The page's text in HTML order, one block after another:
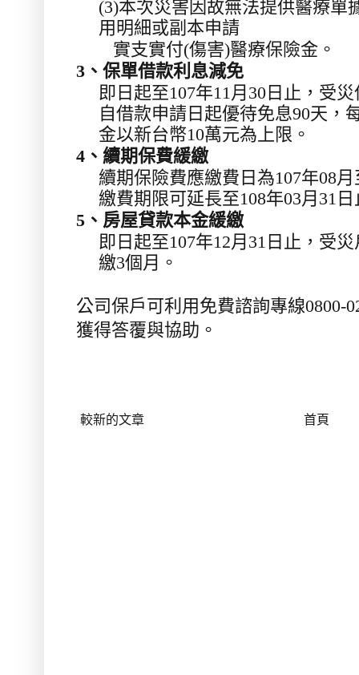
(3)本次災害因故無法提供醫療單
用明細或副本申請
實支實付(傷害)醫療保險金。
3 、保單借款利息減免
即日起至107年11 月 30 日止，受
自借款申請日起優待免息90天，
金以新台幣10萬元為上限。
4 、續期保費緩繳
續期保險費應繳費日為107年08
繳費期限可延長至108年03月 31
5 、房屋貸款本金緩繳
即日起至107年12月 31 日止，受
繳3個月。
公司保戶可利用免費諮詢專線0800-
獲得答覆與協助。
較新的文章 首頁